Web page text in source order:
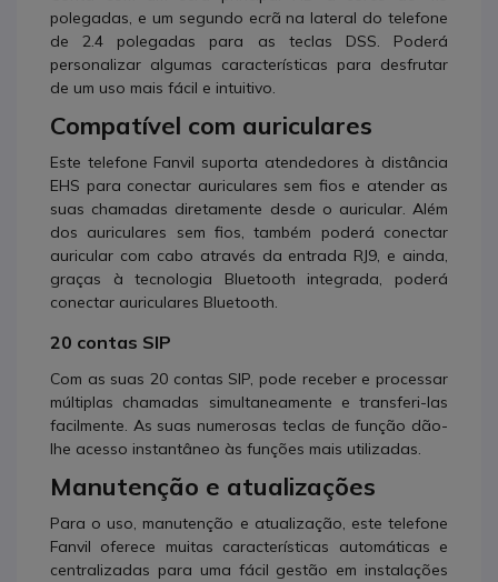
polegadas, e um segundo ecrã na lateral do telefone
de 2.4 polegadas para as teclas DSS. Poderá
personalizar algumas características para desfrutar
de um uso mais fácil e intuitivo.
Compatível com auriculares
Este telefone Fanvil suporta atendedores à distância
EHS para conectar auriculares sem fios e atender as
suas chamadas diretamente desde o auricular. Além
dos auriculares sem fios, também poderá conectar
auricular com cabo através da entrada RJ9, e ainda,
graças à tecnologia Bluetooth integrada, poderá
conectar auriculares Bluetooth.
20 contas SIP
Com as suas 20 contas SIP, pode receber e processar
múltiplas chamadas simultaneamente e transferi-las
facilmente. As suas numerosas teclas de função dão-
lhe acesso instantâneo às funções mais utilizadas.
Manutenção e atualizações
Para o uso, manutenção e atualização, este telefone
Fanvil oferece muitas características automáticas e
centralizadas para uma fácil gestão em instalações